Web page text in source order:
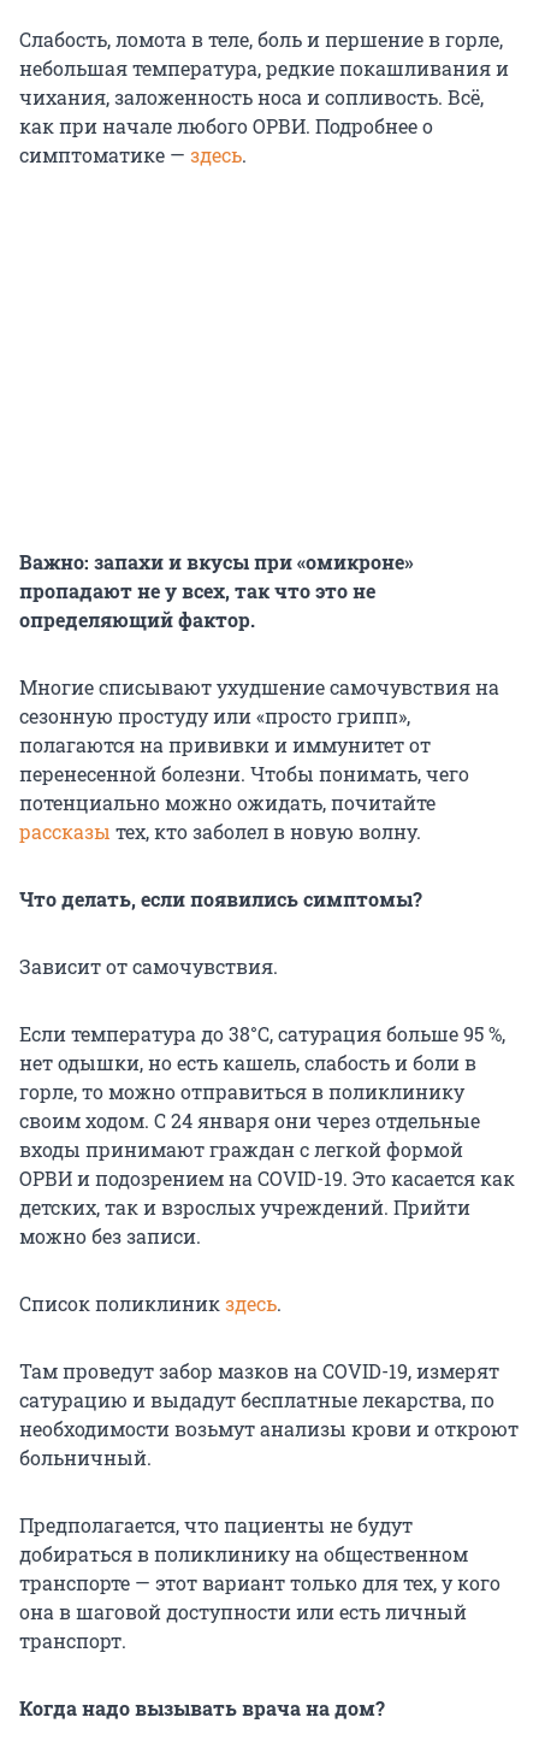
Слабость, ломота в теле, боль и першение в горле,
небольшая температура, редкие покашливания и
чихания, заложенность носа и сопливость. Всё,
как при начале любого ОРВИ. Подробнее о
симптоматике — здесь.
Важно: запахи и вкусы при «омикроне»
пропадают не у всех, так что это не
определяющий фактор.
Многие списывают ухудшение самочувствия на
сезонную простуду или «просто грипп»,
полагаются на прививки и иммунитет от
перенесенной болезни. Чтобы понимать, чего
потенциально можно ожидать, почитайте
рассказы тех, кто заболел в новую волну.
Что делать, если появились симптомы?
Зависит от самочувствия.
Если температура до 38°С, сатурация больше 95 %,
нет одышки, но есть кашель, слабость и боли в
горле, то можно отправиться в поликлинику
своим ходом. С 24 января они через отдельные
входы принимают граждан с легкой формой
ОРВИ и подозрением на COVID-19. Это касается как
детских, так и взрослых учреждений. Прийти
можно без записи.
Список поликлиникздесь.
Там проведут забор мазков на COVID-19, измерят
сатурацию и выдадут бесплатные лекарства, по
необходимости возьмут анализы крови и откроют
больничный.
Предполагается, что пациенты не будут
добираться в поликлинику на общественном
транспорте — этот вариант только для тех, у кого
она в шаговой доступности или есть личный
транспорт.
Когда надо вызывать врача на дом?